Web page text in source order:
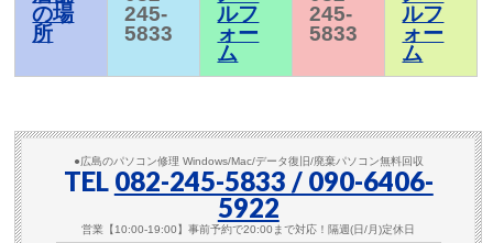
の場
所
245-
5833
ルフ
ォー
ム
245-
5833
ルフ
ォー
ム
●広島のパソコン修理 Windows/Mac/データ復旧/廃棄パソコン無料回収
TEL 082-245-5833 / 090-6406-
5922
営業【10:00-19:00】事前予約で20:00まで対応！隔週(日/月)定休日